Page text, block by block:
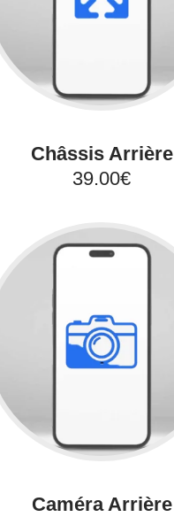
Châssis Arrière
39.00€
Caméra Arrière